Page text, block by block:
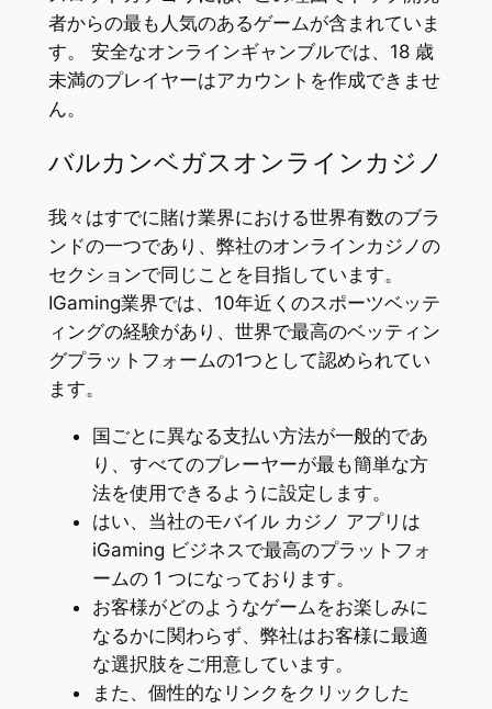
者からの最も人気のあるゲームが含まれていま
す。 安全なオンラインギャンブルでは、18 歳
未満のプレイヤーはアカウントを作成できませ
ん。
バルカンベガスオンラインカジノ
我々はすでに賭け業界における世界有数のブラ
ンドの一つであり、弊社のオンラインカジノの
セクションで同じことを目指しています。
IGaming業界では、10年近くのスポーツベッテ
ィングの経験があり、世界で最高のベッティン
グプラットフォームの1つとして認められてい
ます。
国ごとに異なる支払い方法が一般的であ
り、すべてのプレーヤーが最も簡単な方
法を使用できるように設定します。
はい、当社のモバイル カジノ アプリは
iGaming ビジネスで最高のプラットフォ
ームの 1 つになっております。
お客様がどのようなゲームをお楽しみに
なるかに関わらず、弊社はお客様に最適
な選択肢をご用意しています。
また、個性的なリンクをクリックした